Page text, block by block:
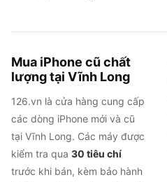
Mua iPhone cũ chất
lượng tại Vĩnh Long
126.vn là cửa hàng cung cấp
các dòng iPhone mới và cũ
tại Vĩnh Long. Các máy được
kiểm tra qua 30 tiêu chí
trước khi bán, kèm bảo hành